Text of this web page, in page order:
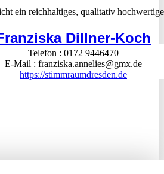
ein reichhaltiges, qualitativ
Dillner-Koch
Telefon
0172 9446470
E-Mail
franziska.annelies@gmx.de
https://stimmraumdresden.de